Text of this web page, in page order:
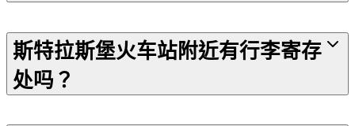
斯特拉斯堡火车站附近有行李寄存
处吗？